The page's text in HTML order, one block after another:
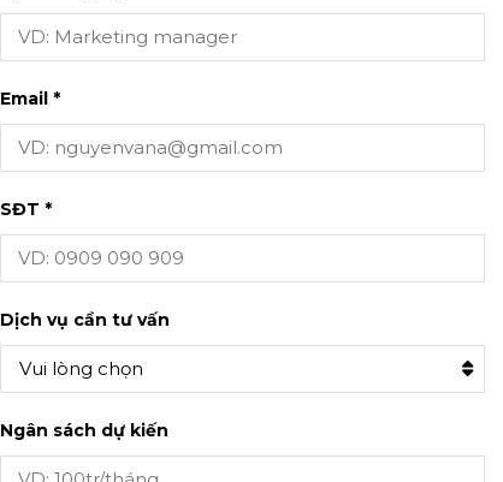
Email *
SĐT *
Dịch vụ cần tư vấn
Vui lòng chọn
Ngân sách dự kiến